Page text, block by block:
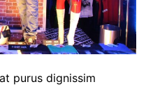
purus dignissim